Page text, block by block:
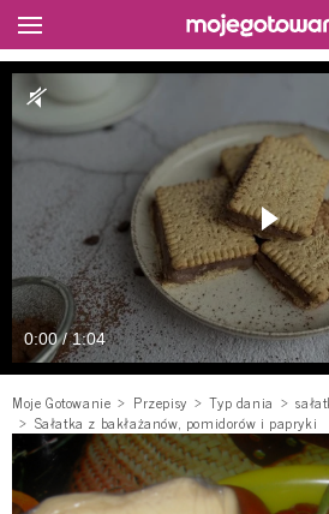
0:00 / 1:04
Moje Gotowanie Przepisy Typ dania
Sałatka z bakłażanów, pomidorów i papryki